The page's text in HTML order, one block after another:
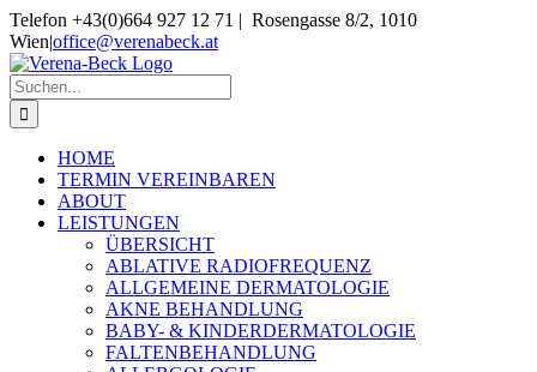
Skip
to
content
Telefon +43(0)664 927 12 71 | Rosengasse 8/2, 1010
Wien|office@verenabeck.at
Suche
nach:
HOME
TERMIN VEREINBAREN
ABOUT
LEISTUNGEN
ÜBERSICHT
ABLATIVE RADIOFREQUENZ
ALLGEMEINE DERMATOLOGIE
AKNE BEHANDLUNG
BABY- & KINDERDERMATOLOGIE
FALTENBEHANDLUNG